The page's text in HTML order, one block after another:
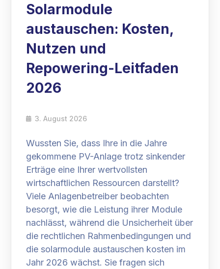
Solarmodule
austauschen: Kosten,
Nutzen und
Repowering-Leitfaden
2026
3. August 2026
Wussten Sie, dass Ihre in die Jahre
gekommene PV-Anlage trotz sinkender
Erträge eine Ihrer wertvollsten
wirtschaftlichen Ressourcen darstellt?
Viele Anlagenbetreiber beobachten
besorgt, wie die Leistung ihrer Module
nachlässt, während die Unsicherheit über
die rechtlichen Rahmenbedingungen und
die solarmodule austauschen kosten im
Jahr 2026 wächst. Sie fragen sich